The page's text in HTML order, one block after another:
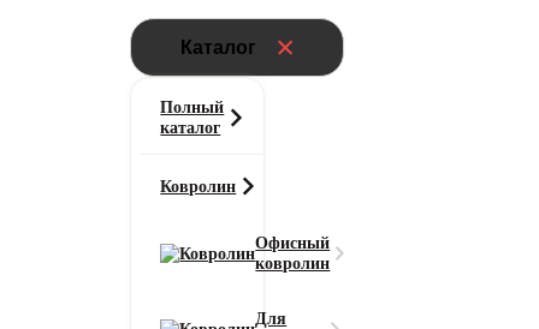
Каталог
Полный
каталог
Ковролин
Офисный
ковролин
Для